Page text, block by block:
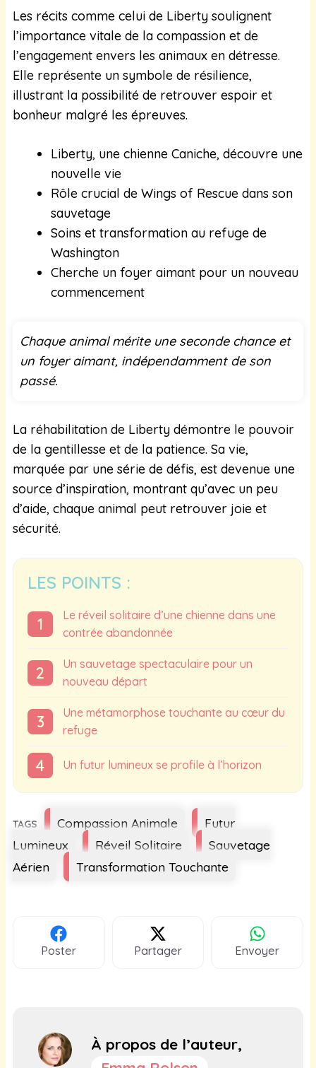
Les récits comme celui de Liberty soulignent
l’importance vitale de la compassion et de
l’engagement envers les animaux en détresse.
Elle représente un symbole de résilience,
illustrant la possibilité de retrouver espoir et
bonheur malgré les épreuves.
Liberty, une chienne Caniche, découvre une
nouvelle vie
Rôle crucial de Wings of Rescue dans son
sauvetage
Soins et transformation au refuge de
Washington
Cherche un foyer aimant pour un nouveau
commencement
Chaque animal mérite une seconde chance et
un foyer aimant, indépendamment de son
passé.
La réhabilitation de Liberty démontre le pouvoir
de la gentillesse et de la patience. Sa vie,
marquée par une série de défis, est devenue une
source d’inspiration, montrant qu’avec un peu
d’aide, chaque animal peut retrouver joie et
sécurité.
LES POINTS :
Le réveil solitaire d’une chienne dans une
contrée abandonnée
Un sauvetage spectaculaire pour un
nouveau départ
Une métamorphose touchante au cœur du
refuge
Un futur lumineux se profile à l’horizon
Étiquettes
Compassion Animale
Futur
Lumineux
Réveil Solitaire
Sauvetage
Aérien
Transformation Touchante
Poster Partager Envoyer
À propos de l’auteur,